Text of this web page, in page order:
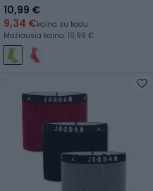
10,99 €
9,34 €kaina su kodu
Mažiausia kaina: 10,99 €